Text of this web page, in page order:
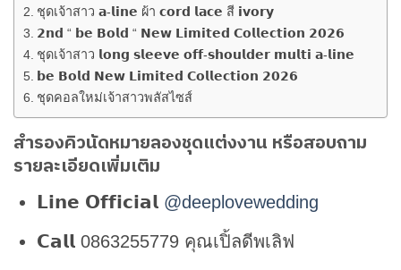
ชุดเจ้าสาว 𝗮-𝗹𝗶𝗻𝗲 ผ้า 𝗰𝗼𝗿𝗱 𝗹𝗮𝗰𝗲 สี 𝗶𝘃𝗼𝗿𝘆
𝟮𝗻𝗱 “ 𝗯𝗲 𝗕𝗼𝗹𝗱 “ 𝗡𝗲𝘄 𝗟𝗶𝗺𝗶𝘁𝗲𝗱 𝗖𝗼𝗹𝗹𝗲𝗰𝘁𝗶𝗼𝗻 𝟮𝟬𝟮𝟲
ชุดเจ้าสาว 𝗹𝗼𝗻𝗴 𝘀𝗹𝗲𝗲𝘃𝗲 𝗼𝗳𝗳-𝘀𝗵𝗼𝘂𝗹𝗱𝗲𝗿 𝗺𝘂𝗹𝘁𝗶 𝗮-𝗹𝗶𝗻𝗲
𝗯𝗲 𝗕𝗼𝗹𝗱 𝗡𝗲𝘄 𝗟𝗶𝗺𝗶𝘁𝗲𝗱 𝗖𝗼𝗹𝗹𝗲𝗰𝘁𝗶𝗼𝗻 𝟮𝟬𝟮𝟲
ชุดคอลใหม่เจ้าสาวพลัสไซส์
สำรองคิวนัดหมายลองชุดแต่งงาน หรือสอบถาม
รายละเอียดเพิ่มเติม
𝗟𝗶𝗻𝗲 𝗢𝗳𝗳𝗶𝗰𝗶𝗮𝗹 @deeplovewedding
𝗖𝗮𝗹𝗹 0863255779 คุณเปิ้ลดีพเลิฟ